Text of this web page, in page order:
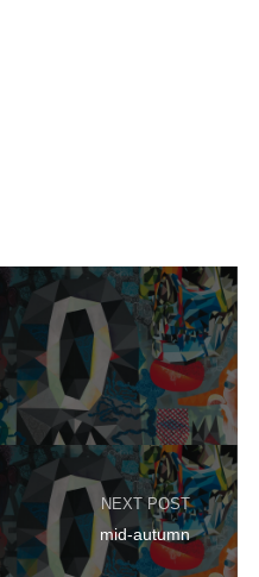
NEXT POST
mid-autumn